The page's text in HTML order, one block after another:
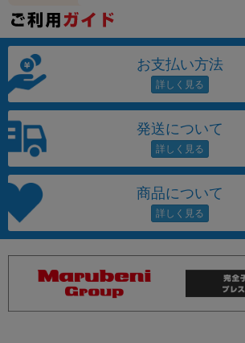
お支払い方法
発送について
商品について